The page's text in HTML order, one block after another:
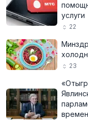
услуги
22
23